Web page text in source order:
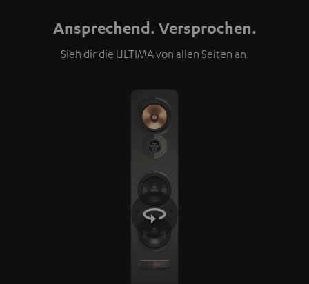
Ansprechend. Versprochen.
Sieh dir die ULTIMA von allen Seiten an.